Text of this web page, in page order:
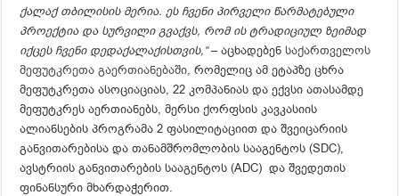
ქალაქ თბილისის მერია. ეს ჩვენი პირველი წარმატებული
პროექტია და სურვილი გვაქვს, რომ ის ტრადიციულ ზეიმად
იქცეს ჩვენი დედაქალაქისთვის,“– აცხადებენსაქართველოს
მეფუტკრეთა გაერთიანებაში, რომელიც ამ ეტაპზე ცხრა
მეფუტკრეთა ასოციაციას, 22 კომპანიას და ექვსი ათასამდე
მეფუტკრეს აერთიანებს, მერსი ქორფსის კავკასიის
ალიანსების პროგრამა 2 ფასილიტაციით და შვეიცარიის
განვითარებისა და თანამშრომლობის სააგენტოს (SDC),
ავსტრიის განვითარების სააგენტოს (ADC) და შვედეთის
ფინანსური მხარდაჭერით.